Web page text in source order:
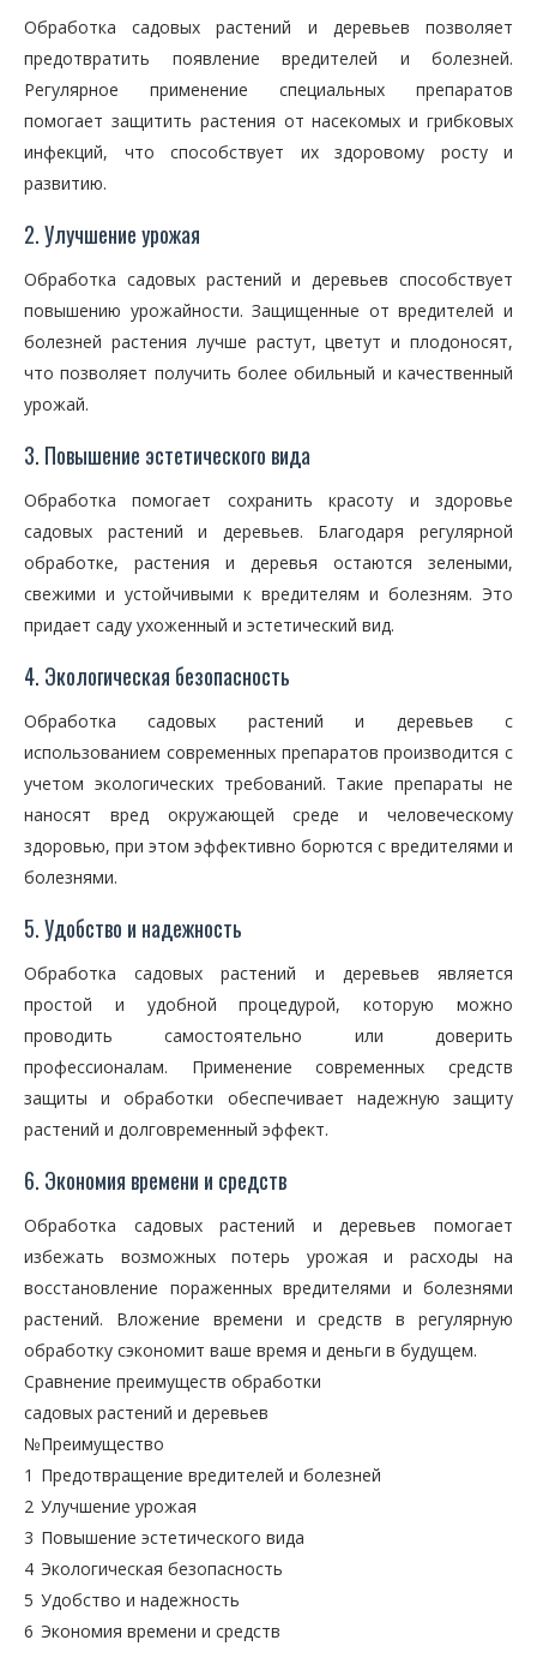
Обработка садовых растений и деревьев позволяет
предотвратить появление вредителей и болезней.
Регулярное применение специальных препаратов
помогает защитить растения от насекомых и грибковых
инфекций, что способствует их здоровому росту и
развитию.
2. Улучшение урожая
Обработка садовых растений и деревьев способствует
повышению урожайности. Защищенные от вредителей и
болезней растения лучше растут, цветут и плодоносят,
что позволяет получить более обильный и качественный
урожай.
3. Повышение эстетического вида
Обработка помогает сохранить красоту и здоровье
садовых растений и деревьев. Благодаря регулярной
обработке, растения и деревья остаются зелеными,
свежими и устойчивыми к вредителям и болезням. Это
придает саду ухоженный и эстетический вид.
4. Экологическая безопасность
Обработка садовых растений и деревьев с
использованием современных препаратов производится с
учетом экологических требований. Такие препараты не
наносят вред окружающей среде и человеческому
здоровью, при этом эффективно борются с вредителями и
болезнями.
5. Удобство и надежность
Обработка садовых растений и деревьев является
простой и удобной процедурой, которую можно
проводить самостоятельно или доверить
профессионалам. Применение современных средств
защиты и обработки обеспечивает надежную защиту
растений и долговременный эффект.
6. Экономия времени и средств
Обработка садовых растений и деревьев помогает
избежать возможных потерь урожая и расходы на
восстановление пораженных вредителями и болезнями
растений. Вложение времени и средств в регулярную
обработку сэкономит ваше время и деньги в будущем.
Сравнение преимуществ обработки
садовых растений и деревьев
№Преимущество
1 Предотвращение вредителей и болезней
2 Улучшение урожая
3 Повышение эстетического вида
4 Экологическая безопасность
5 Удобство и надежность
6 Экономия времени и средств